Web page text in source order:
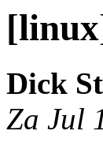
Dick
Za Jul